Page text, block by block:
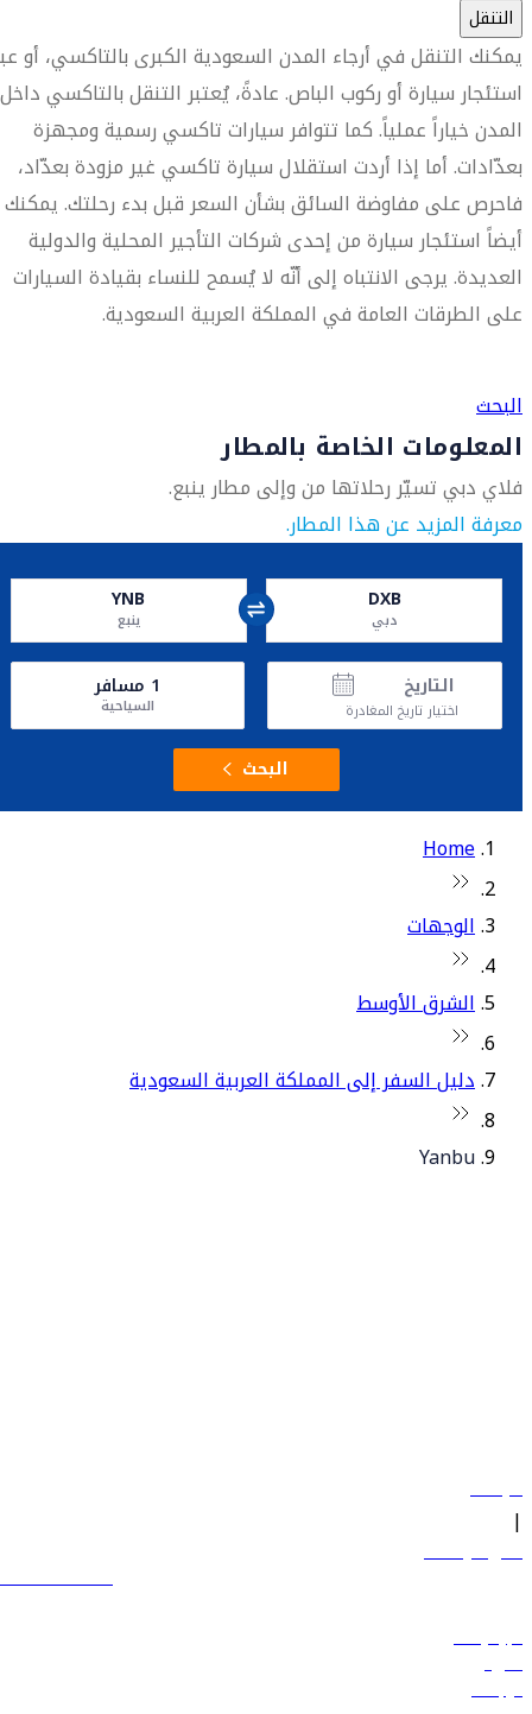
التنقل
يمكنك التنقل في أرجاء المدن السعودية الكبرى بالتاكسي، أو
استئجار سيارة أو ركوب الباص. عادةً، يُعتبر التنقل بالتاكسي داخل
المدن خياراً عملياً. كما تتوافر سيارات تاكسي رسمية ومجهزة
بعدّادات. أما إذا أردت استقلال سيارة تاكسي غير مزودة بعدّاد،
فاحرص على مفاوضة السائق بشأن السعر قبل بدء رحلتك. يمكنك
أيضاً استئجار سيارة من إحدى شركات التأجير المحلية والدولية
العديدة. يرجى الانتباه إلى أنّه لا يُسمح للنساء بقيادة السيارات
على الطرقات العامة في المملكة العربية السعودية.
البحث
المعلومات الخاصة بالمطار
فلاي دبي تسيّر رحلاتها من وإلى مطار ينبع.
معرفة المزيد عن هذا المطار.
DXB
دبي
YNB
ينبع
التاريخ
اختيار تاريخ المغادرة
1 مسافر
السياحية
البحث
Home
الوجهات
الشرق الأوسط
دليل السفر إلى المملكة العربية السعودية
Yanbu
سياساتنا
|
الشروط والأحكام
600 544 445
حجز الرحلات
العروض
الوجهات